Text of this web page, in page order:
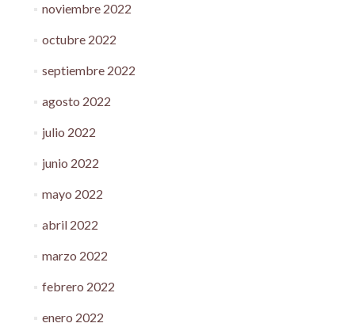
noviembre 2022
octubre 2022
septiembre 2022
agosto 2022
julio 2022
junio 2022
mayo 2022
abril 2022
marzo 2022
febrero 2022
enero 2022